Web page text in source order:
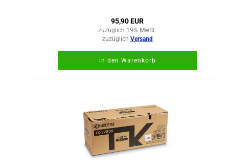
95,90 EUR
zuzüglich 19% MwSt.
zuzüglich Versand
in den Warenkorb